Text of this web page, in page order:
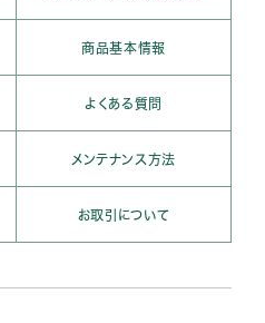
商品基本情報
よくある質問
メンテナンス方法
お取引について